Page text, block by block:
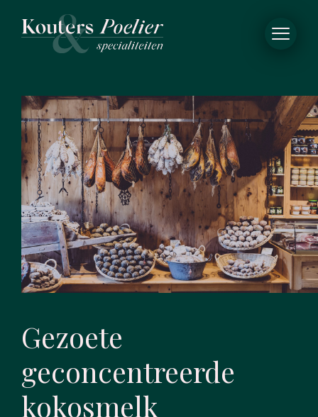
Gezoete
geconcentreerde
kokosmelk